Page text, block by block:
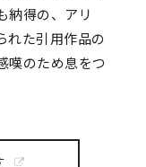
納得の、アリ
れた引用作品の
嘆のため息をつ